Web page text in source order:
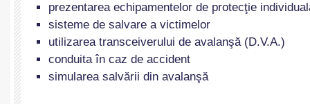
prezentarea echipamentelor de protecţie
sisteme de salvare a victimelor
utilizarea transceiverului de avalanşă (D.V.A.)
conduita în caz de accident
simularea salvării din avalanşă